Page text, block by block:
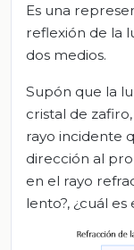
Es una
reflexión de la
dos medios.
Supón que la
cristal de
rayo incidente
dirección al
en el rayo
lento?, ¿cuál